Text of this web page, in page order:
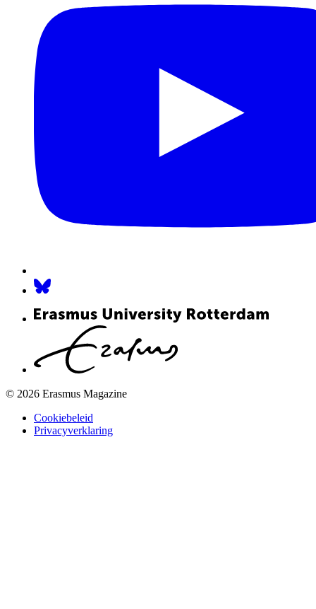
© 2026 Erasmus Magazine
Cookiebeleid
Privacyverklaring